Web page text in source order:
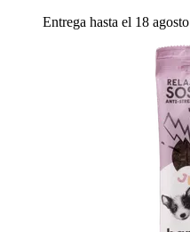
Entrega hasta el 18 agosto